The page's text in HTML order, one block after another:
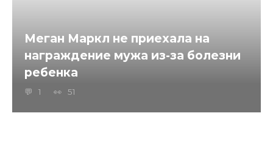
Меган Маркл не приехала на
награждение мужа из-за болезни
ребенка
1 51